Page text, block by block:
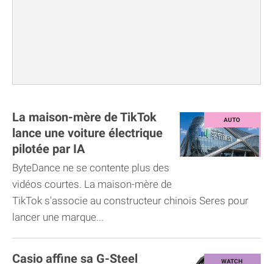
La maison-mère de TikTok
lance une voiture électrique
pilotée par IA
ByteDance ne se contente plus des
vidéos courtes. La maison-mère de
TikTok s'associe au constructeur chinois Seres pour
lancer une marque...
Casio affine sa G-Steel